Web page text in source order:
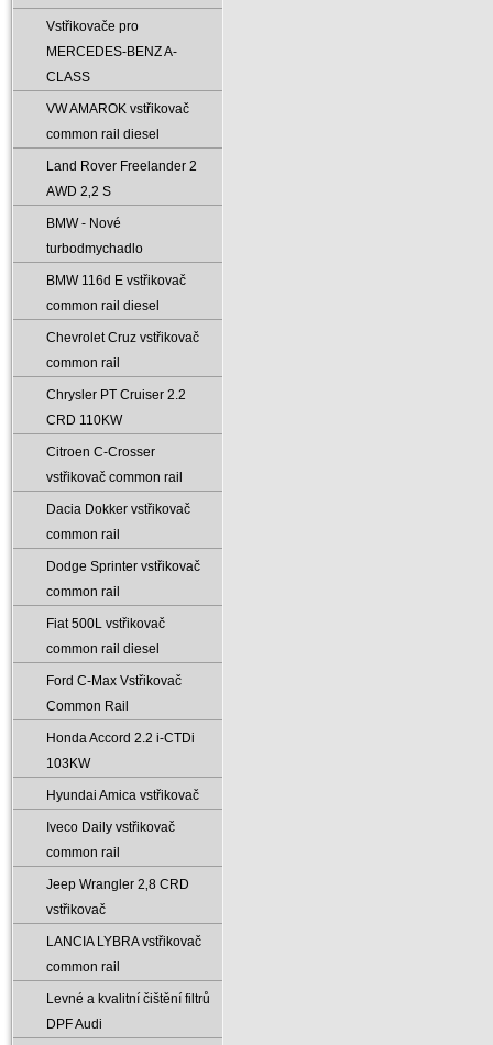
Vstřikovače pro
MERCEDES-BENZ A-
CLASS
VW AMAROK vstřikovač
common rail diesel
Land Rover Freelander 2
AWD 2‚2 S
BMW - Nové
turbodmychadlo
BMW 116d E vstřikovač
common rail diesel
Chevrolet Cruz vstřikovač
common rail
Chrysler PT Cruiser 2.2
CRD 110KW
Citroen C-Crosser
vstřikovač common rail
Dacia Dokker vstřikovač
common rail
Dodge Sprinter vstřikovač
common rail
Fiat 500L vstřikovač
common rail diesel
Ford C-Max Vstřikovač
Common Rail
Honda Accord 2.2 i-CTDi
103KW
Hyundai Amica vstřikovač
Iveco Daily vstřikovač
common rail
Jeep Wrangler 2‚8 CRD
vstřikovač
LANCIA LYBRA vstřikovač
common rail
Levné a kvalitní čištění filtrů
DPF Audi